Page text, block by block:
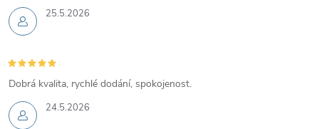
25.5.2026
24.5.2026
Dobrá kvalita, rychlé dodání, spokojenost.